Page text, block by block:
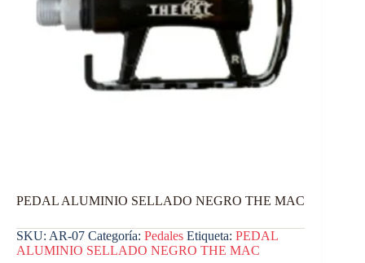
PEDAL ALUMINIO SELLADO NEGRO THE MAC
SKU: AR-07 Categoría: Pedales Etiqueta: PEDAL
ALUMINIO SELLADO NEGRO THE MAC